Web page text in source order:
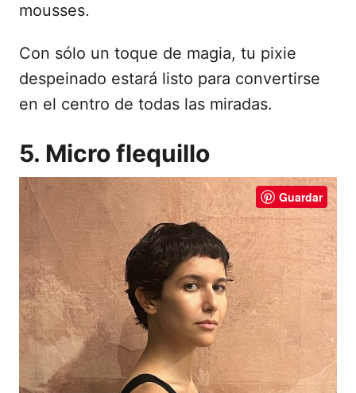
mousses.
Con sólo un toque de magia, tu pixie
despeinado estará listo para convertirse
en el centro de todas las miradas.
5. Micro flequillo
Guardar